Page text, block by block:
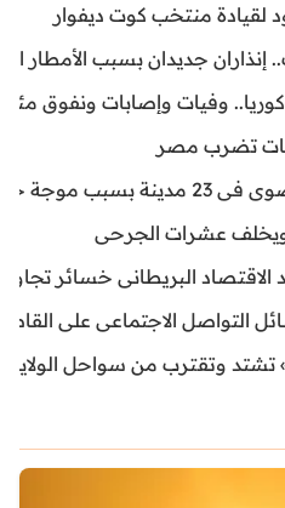
لقيادة منتخب كوت ديفوار
إنذاران جديدان بسبب الأمطار
وفيات وإصابات ونفوق مئات
موجة حر شديدة
ويخلف عشرات الجرحى
البريطاني خسائر تجاوزت 1.5 مليار
الاجتماعي على القاصرين
تشتد وتقترب من سواحل